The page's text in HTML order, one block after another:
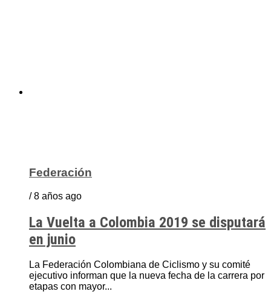
Federación
/ 8 años ago
La Vuelta a Colombia 2019 se disputará
en junio
La Federación Colombiana de Ciclismo y su comité
ejecutivo informan que la nueva fecha de la carrera por
etapas con mayor...